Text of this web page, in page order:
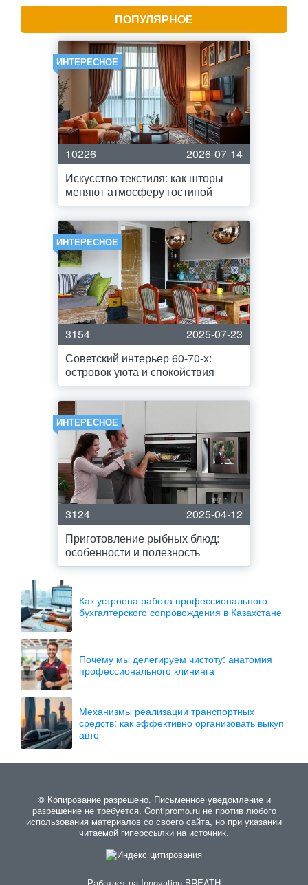
ПОПУЛЯРНОЕ
ИНТЕРЕСНОЕ
10226
2026-07-14
Искусство текстиля: как шторы
меняют атмосферу гостиной
ИНТЕРЕСНОЕ
3154
2025-07-23
Советский интерьер 60-70-х:
островок уюта и спокойствия
ИНТЕРЕСНОЕ
3124
2025-04-12
Приготовление рыбных блюд:
особенности и полезность
Как устроена работа профессионального
бухгалтерского сопровождения в Казахстане
Почему мы делегируем чистоту: анатомия
профессионального клининга
Механизмы реализации транспортных
средств: как эффективно организовать выкуп
авто
© Копирование разрешено. Письменное уведомление и
разрешение не требуется. Contipromo.ru не против любого
использования материалов со своего сайта, но при указании
читаемой гиперссылки на источник.